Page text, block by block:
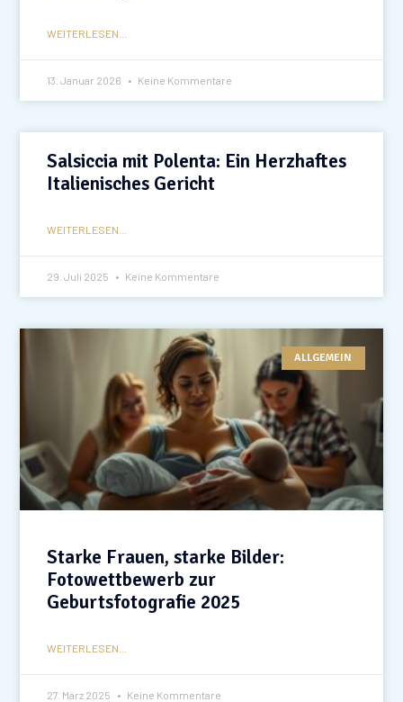
WEITERLESEN...
13. Januar 2026 Keine Kommentare
Salsiccia mit Polenta: Ein Herzhaftes
Italienisches Gericht
WEITERLESEN...
29. Juli 2025 Keine Kommentare
ALLGEMEIN
Starke Frauen, starke Bilder:
Fotowettbewerb zur
Geburtsfotografie 2025
WEITERLESEN...
27. März 2025 Keine Kommentare